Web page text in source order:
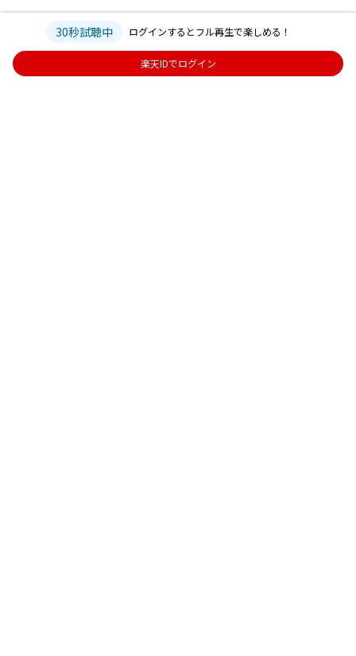
30秒試聴中 ログインするとフル再生で楽しめる！
楽天IDでログイン